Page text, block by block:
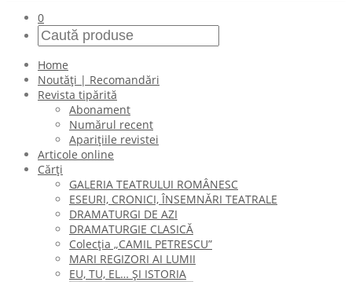
0
Home
Noutăți | Recomandări
Revista tipărită
Abonament
Numărul recent
Aparițiile revistei
Articole online
Cărți
GALERIA TEATRULUI ROMÂNESC
ESEURI, CRONICI, ÎNSEMNĂRI TEATRALE
DRAMATURGI DE AZI
DRAMATURGIE CLASICĂ
Colecţia „CAMIL PETRESCU”
MARI REGIZORI AI LUMII
EU, TU, EL… ŞI ISTORIA